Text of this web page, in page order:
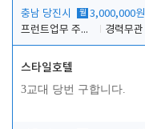
충남 당진시 월 3,000,000원
프런트업무 주간, 야간
경력무관
스타일호텔
3교대 당번 구합니다.